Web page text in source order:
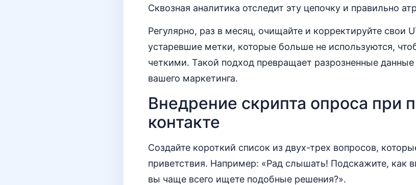
Сквозная аналитика отследит эту цепочку и правильно
Регулярно, раз в месяц, очищайте и корректируйте свои
устаревшие метки, которые больше не используются,
четкими. Такой подход превращает разрозненные
вашего маркетинга.
Внедрение скрипта опроса при
контакте
Создайте короткий список из двух-трех вопросов,
приветствия. Например: «Рад слышать! Подскажите, как
вы чаще всего ищете подобные решения?».